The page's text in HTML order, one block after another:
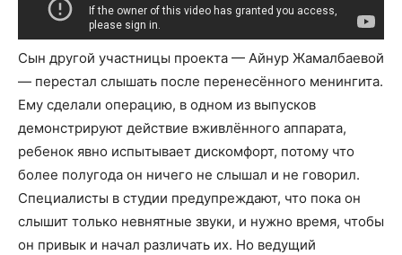
Сын другой участницы проекта — Айнур Жамалбаевой
— перестал слышать после перенесённого менингита.
Ему сделали операцию, в одном из выпусков
демонстрируют действие вживлённого аппарата,
ребенок явно испытывает дискомфорт, потому что
более полугода он ничего не слышал и не говорил.
Специалисты в студии предупреждают, что пока он
слышит только невнятные звуки, и нужно время, чтобы
он привык и начал различать их. Но ведущий